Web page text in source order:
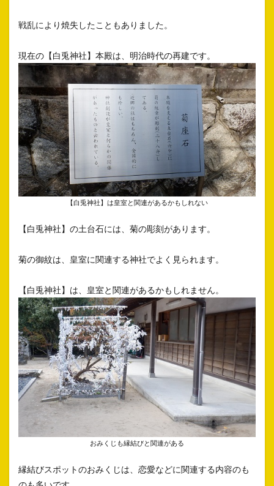
戦乱により焼失したこともありました。
現在の【白兎神社】本殿は、明治時代の再建です。
【白兎神社】は皇室と関連があるかもしれない
【白兎神社】の土台石には、菊の彫刻があります。
菊の御紋は、皇室に関連する神社でよく見られます。
【白兎神社】は、皇室と関連があるかもしれません。
おみくじも縁結びと関連がある
縁結びスポットのおみくじは、恋愛などに関連する内容のも